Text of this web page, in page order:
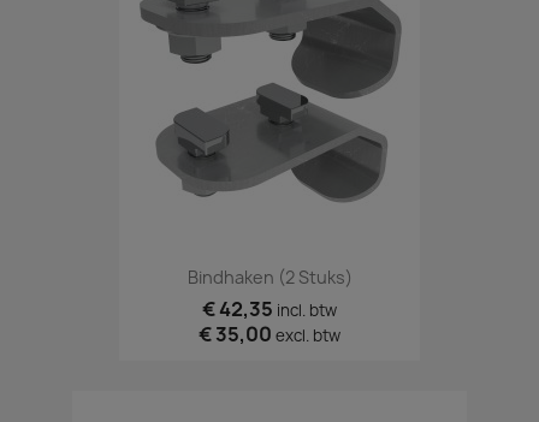
Bindhaken (2 Stuks)
€ 42,35 incl. btw
€ 35,00 excl. btw